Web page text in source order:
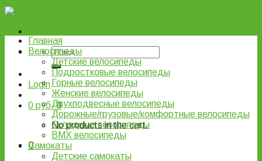
Login
0 руб. 0
No products in the cart.
0
Главная
Велосипеды
Детские велосипеды
Подростковые велосипеды
Горные велосипеды
Женские велосипеды
Двухподвесные велосипеды
Дорожные/грузовые/комфортные велосипеды
Складные велосипеды
BMX велосипеды
Самокаты
Детские самокаты